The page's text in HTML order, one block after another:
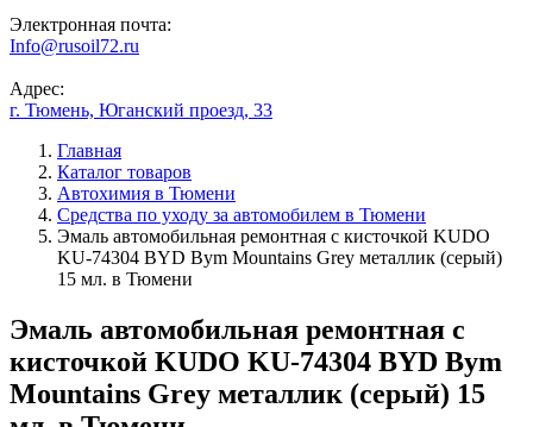
Электронная почта:
Info@rusoil72.ru
Адрес:
г. Тюмень, Юганский проезд, 33
Главная
Каталог товаров
Автохимия в Тюмени
Средства по уходу за автомобилем в Тюмени
Эмаль автомобильная ремонтная с кисточкой KUDO
KU-74304 BYD Bym Mountains Grey металлик (серый)
15 мл. в Тюмени
Эмаль автомобильная ремонтная с
кисточкой KUDO KU-74304 BYD Bym
Mountains Grey металлик (серый) 15